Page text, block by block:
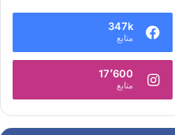
347k
متابع
17٬600
متابع